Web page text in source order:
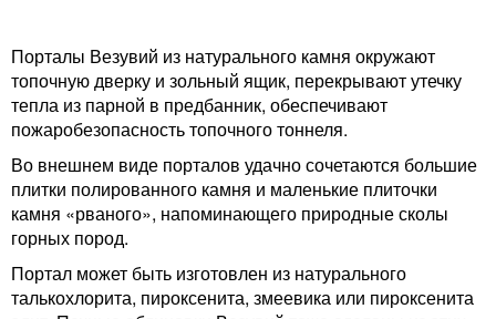
Порталы Везувий из натурального камня окружают
топочную дверку и зольный ящик, перекрывают утечку
тепла из парной в предбанник, обеспечивают
пожаробезопасность топочного тоннеля.
Во внешнем виде порталов удачно сочетаются большие
плитки полированного камня и маленькие плиточки
камня «рваного», напоминающего природные сколы
горных пород.
Портал может быть изготовлен из натурального
талькохлорита, пироксенита, змеевика или пироксенита